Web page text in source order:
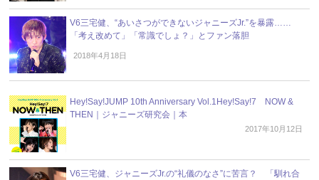
V6三宅健、“あいさつができないジャニーズJr.”を暴露……
「考え改めて」「常識でしょ？」とファン落胆
2018年4月18日
Hey!Say!JUMP 10th Anniversary Vol.1Hey!Say!7 NOW &
THEN｜ジャニーズ研究会｜本
2017年10月12日
V6三宅健、ジャニーズJr.の“礼儀のなさ”に苦言？ 「馴れ合